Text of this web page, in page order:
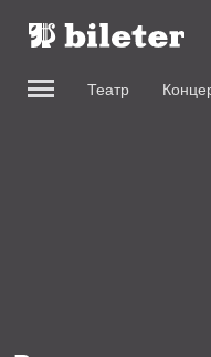
Театр